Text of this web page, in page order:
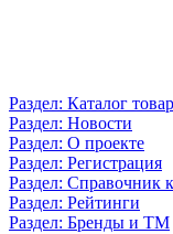
Раздел: Каталог
Раздел: Новости
Раздел: О проекте
Раздел: Регистрация
Раздел: Справочник
Раздел: Рейтинги
Раздел: Бренды и ТМ